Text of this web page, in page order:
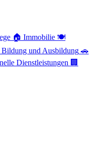
🏠 Immobilie 🍽️
Bildung und Ausbildung 🚗
Dienstleistungen 🏢